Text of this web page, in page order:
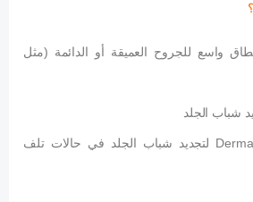
واسع للجروح العميقة أو الدائمة (مثل
شباب الجلد
يستخدم Dermabrasion لتجديد شباب الجلد في حالات تلف